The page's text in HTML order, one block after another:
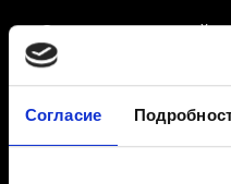
Согласие
Очистите кеш вашей
Отключите питание
её не менее 10 секунд.